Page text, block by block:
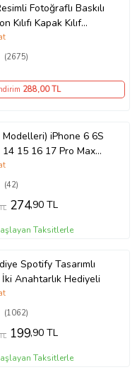
Fotoğraflı Baskılı
Kılıfı Kapak Kılıf
Açıklamada)
(2675)
288,00 TL
iPhone 6 6S
15 16 17 Pro Max
(42)
274,90 TL
Taksitlerle
Spotify Tasarımlı
İki Anahtarlık Hediyeli
(1062)
199,90 TL
Taksitlerle